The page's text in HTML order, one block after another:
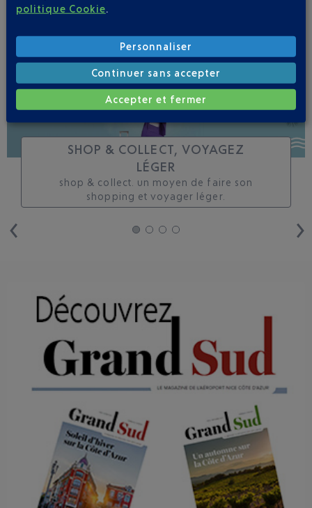
SHOP & COLLECT, VOYAGEZ
LÉGER
shop & collect. un moyen de faire son
shopping et voyager léger.
politique Cookie
Personnaliser
Continuer sans accepter
Accepter et fermer